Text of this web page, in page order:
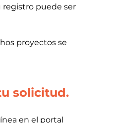
registro puede ser
proyectos se
solicitud.
en el portal